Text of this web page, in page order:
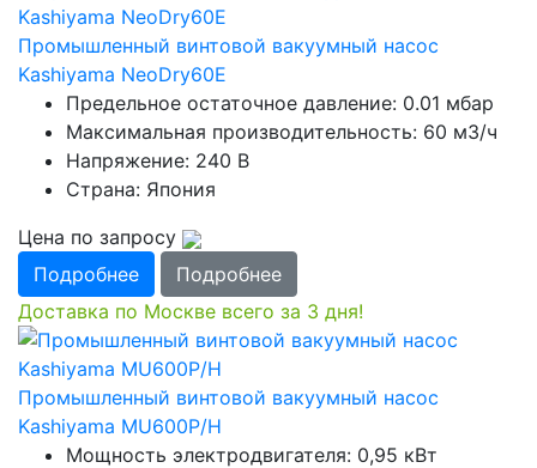
Промышленный винтовой вакуумный насос
Kashiyama NeoDry60E
Предельное остаточное давление: 0.01 мбар
Максимальная производительность: 60 м3/ч
Напряжение: 240 В
Страна: Япония
Цена по запросу
Подробнее
Подробнее
Доставка по Москве всего за 3 дня!
Промышленный винтовой вакуумный насос
Kashiyama MU600P/H
Мощность электродвигателя: 0,95 кВт